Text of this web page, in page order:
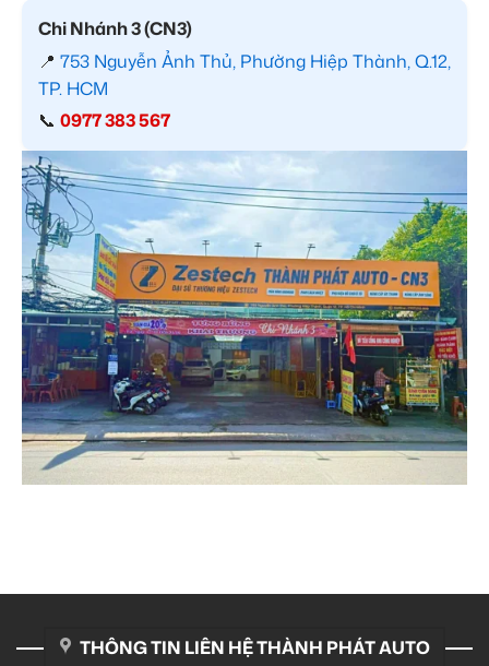
Chi Nhánh 3 (CN3)
📍 753 Nguyễn Ảnh Thủ, Phường Hiệp Thành, Q.12,
TP. HCM
📞 0977 383 567
THÔNG TIN LIÊN HỆ THÀNH PHÁT AUTO